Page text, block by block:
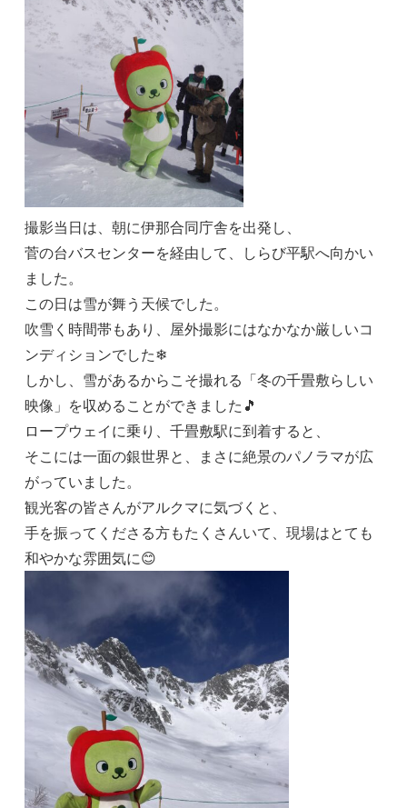
撮影当日は、朝に伊那合同庁舎を出発し、
菅の台バスセンターを経由して、しらび平駅へ向かい
ました。
この日は雪が舞う天候でした。
吹雪く時間帯もあり、屋外撮影にはなかなか厳しいコ
ンディションでした❄
しかし、雪があるからこそ撮れる「冬の千畳敷らしい
映像」を収めることができました🎵
ロープウェイに乗り、千畳敷駅に到着すると、
そこには一面の銀世界と、まさに絶景のパノラマが広
がっていました。
観光客の皆さんがアルクマに気づくと、
手を振ってくださる方もたくさんいて、現場はとても
和やかな雰囲気に😊